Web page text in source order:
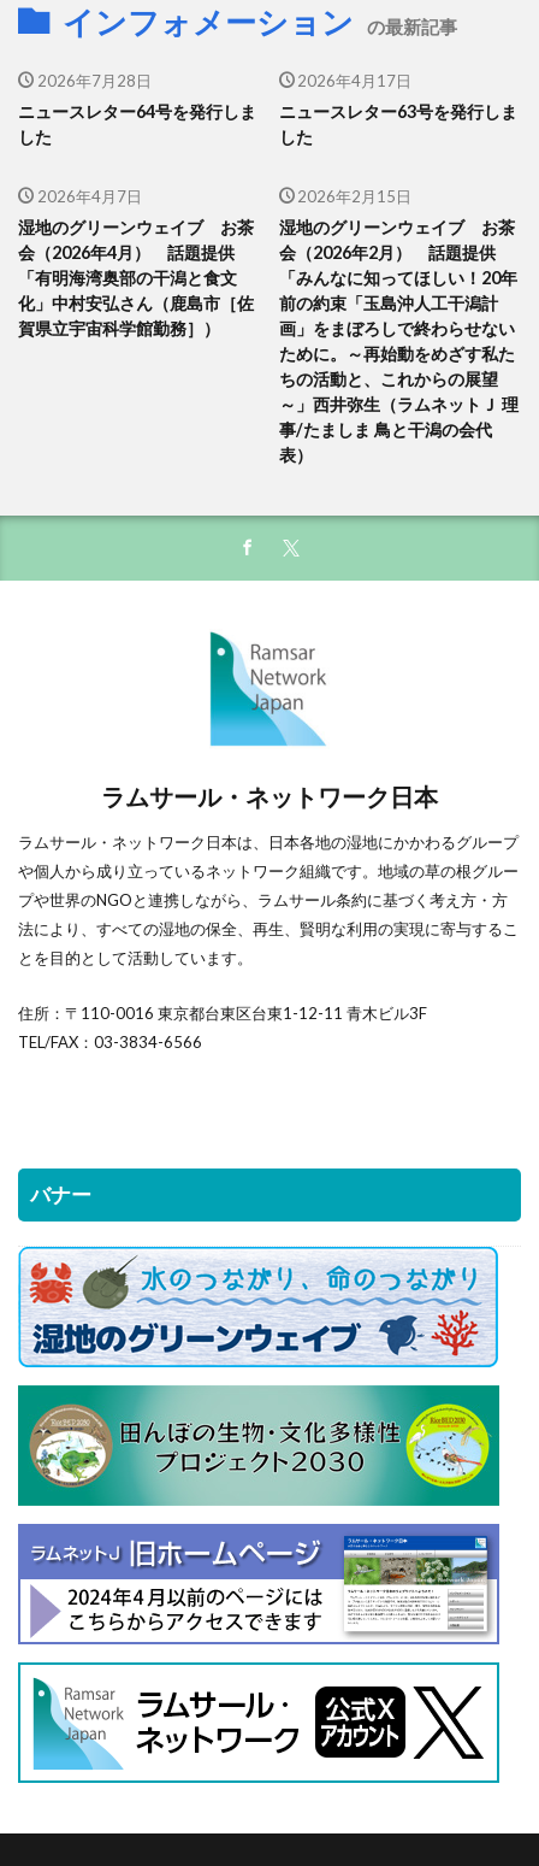
インフォメーション の最新記事
2026年7月28日
ニュースレター64号を発行しま
した
2026年4月17日
ニュースレター63号を発行しま
した
2026年4月7日
湿地のグリーンウェイブ お茶
会（2026年4月） 話題提供
「有明海湾奥部の干潟と食文
化」中村安弘さん（鹿島市［佐
賀県立宇宙科学館勤務］）
2026年2月15日
湿地のグリーンウェイブ お茶
会（2026年2月） 話題提供
「みんなに知ってほしい！20年
前の約束「玉島沖人工干潟計
画」をまぼろしで終わらせない
ために。～再始動をめざす私た
ちの活動と、これからの展望
～」西井弥生（ラムネットＪ 理
事/たましま 鳥と干潟の会代
表）
ラムサール・ネットワーク日本
ラムサール・ネットワーク日本は、日本各地の湿地にかかわるグループ
や個人から成り立っているネットワーク組織です。地域の草の根グルー
プや世界のNGOと連携しながら、ラムサール条約に基づく考え方・方
法により、すべての湿地の保全、再生、賢明な利用の実現に寄与するこ
とを目的として活動しています。
住所：〒110-0016 東京都台東区台東1-12-11 青木ビル3F
TEL/FAX：03-3834-6566
バナー